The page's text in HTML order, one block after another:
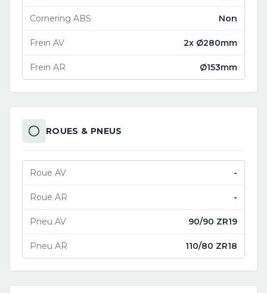
Cornering ABS Non
Frein AV 2x Ø280mm
Frein AR Ø153mm
ROUES & PNEUS
Roue AV -
Roue AR -
Pneu AV 90/90 ZR19
Pneu AR 110/80 ZR18